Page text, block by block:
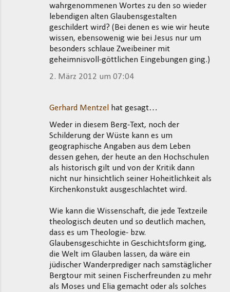
wahrgenommenen Wortes zu den so wieder
lebendigen alten Glaubensgestalten
geschildert wird? (Bei denen es wie wir heute
wissen, ebensowenig wie bei Jesus nur um
besonders schlaue Zweibeiner mit
geheimnisvoll-göttlichen Eingebungen ging.)
2. März 2012 um 07:04
Gerhard Mentzel
hat gesagt…
Weder in diesem Berg-Text, noch der
Schilderung der Wüste kann es um
geographische Angaben aus dem Leben
dessen gehen, der heute an den Hochschulen
als historisch gilt und von der Kritik dann
nicht nur hinsichtlich seiner Hoheitlichkeit als
Kirchenkonstukt ausgeschlachtet wird.
Wie kann die Wissenschaft, die jede Textzeile
theologisch deuten und so deutlich machen,
dass es um Theologie- bzw.
Glaubensgeschichte in Geschichtsform ging,
die Welt im Glauben lassen, da wäre ein
jüdischer Wanderprediger nach samstäglicher
Bergtour mit seinen Fischerfreunden zu mehr
als Moses und Elia gemacht oder als solches